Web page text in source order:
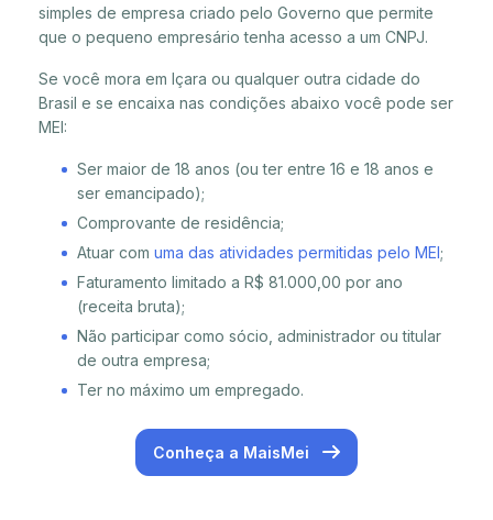
simples de empresa criado pelo Governo que permite
que o pequeno empresário tenha acesso a um CNPJ.
Se você mora em Içara ou qualquer outra cidade do
Brasil e se encaixa nas condições abaixo você pode ser
MEI:
Ser maior de 18 anos (ou ter entre 16 e 18 anos e
ser emancipado);
Comprovante de residência;
Atuar com uma das atividades permitidas pelo MEI;
Faturamento limitado a R$ 81.000,00 por ano
(receita bruta);
Não participar como sócio, administrador ou titular
de outra empresa;
Ter no máximo um empregado.
Conheça a MaisMei